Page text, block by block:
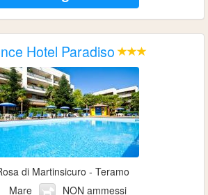
Hotel Paradiso
di Martinsicuro - Teramo
Mare
NON ammessi